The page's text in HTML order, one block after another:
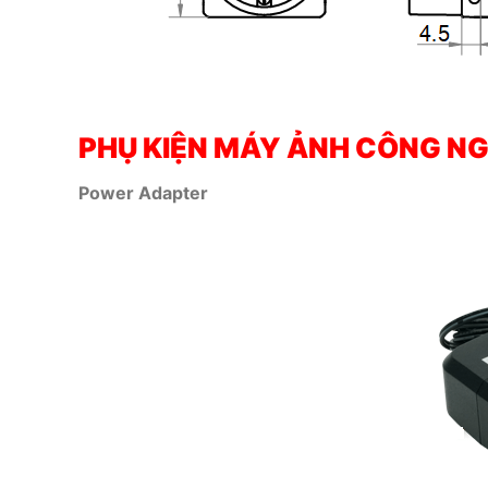
PHỤ KIỆN MÁY ẢNH CÔNG
Power Adapter